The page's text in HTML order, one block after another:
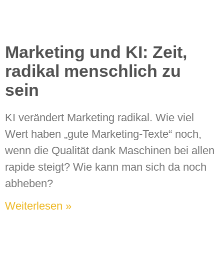
Marketing und KI: Zeit,
radikal menschlich zu
sein
KI verändert Marketing radikal. Wie viel
Wert haben „gute Marketing-Texte“ noch,
wenn die Qualität dank Maschinen bei allen
rapide steigt? Wie kann man sich da noch
abheben?
Weiterlesen »